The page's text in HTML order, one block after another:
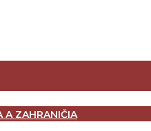
A ZAHRANIČIA